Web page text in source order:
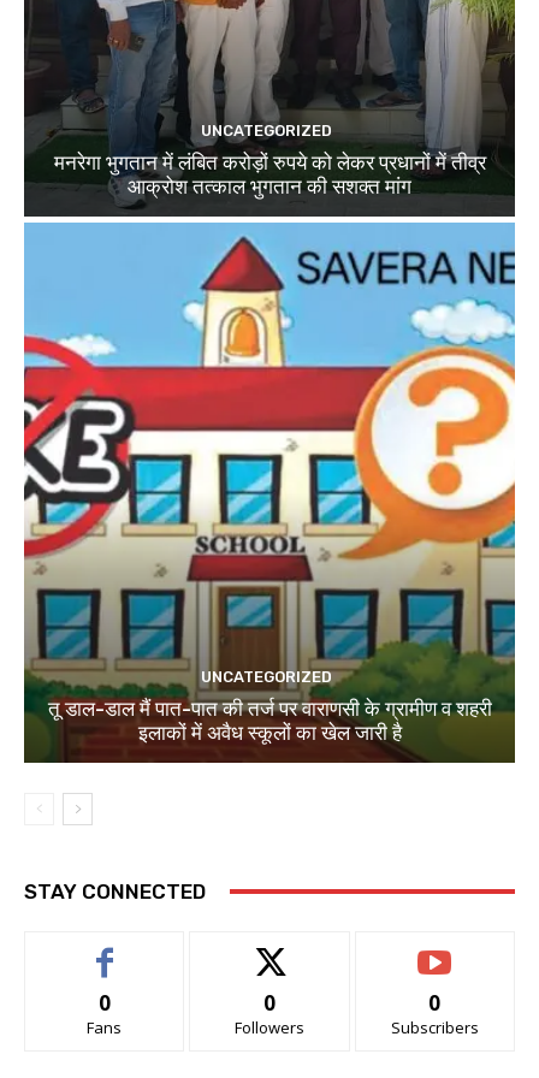
UNCATEGORIZED
मनरेगा भुगतान में लंबित करोड़ों रुपये को लेकर प्रधानों में तीव्र
आक्रोश तत्काल भुगतान की सशक्त मांग
UNCATEGORIZED
तू डाल-डाल मैं पात-पात की तर्ज पर वाराणसी के ग्रामीण व शहरी
इलाकों में अवैध स्कूलों का खेल जारी है
STAY CONNECTED
0
Fans
0
Followers
0
Subscribers